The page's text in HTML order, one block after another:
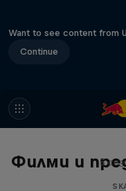
Want to see content from
Continue
Филми и 5